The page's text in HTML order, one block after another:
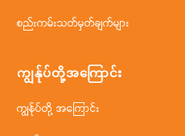
စည်းကမ်းသတ်မှတ်ချက်များ
ကျွန်ုပ်တို့အ‌ကြောင်း
ကျွန်ုပ်တို့ အကြောင်း